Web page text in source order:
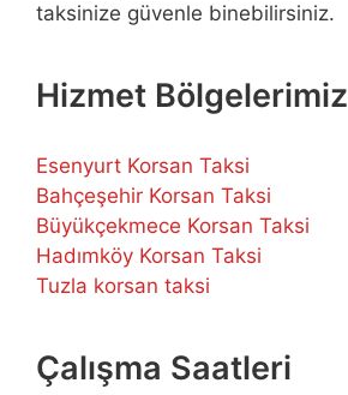
taksinize güvenle binebilirsiniz.
Hizmet Bölgelerimiz
Esenyurt Korsan Taksi
Bahçeşehir Korsan Taksi
Büyükçekmece Korsan Taksi
Hadımköy Korsan Taksi
Tuzla korsan taksi
Çalışma Saatleri